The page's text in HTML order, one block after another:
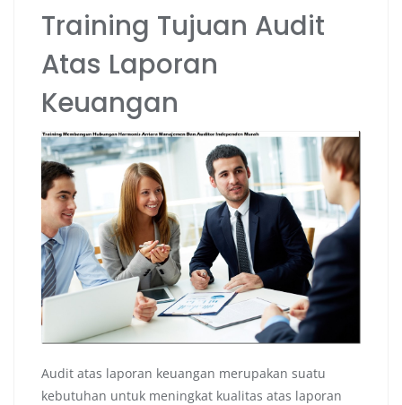
Training Tujuan Audit
Atas Laporan
Keuangan
Audit atas laporan keuangan merupakan suatu
kebutuhan untuk meningkat kualitas atas laporan